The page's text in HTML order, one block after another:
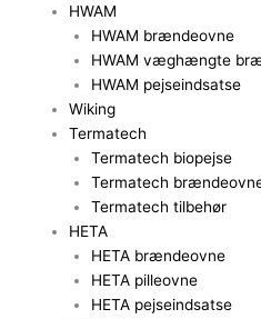
HWAM
HWAM brændeovne
HWAM væghængte
HWAM pejseindsatse
Wiking
Termatech
Termatech biopejse
Termatech
Termatech tilbehør
HETA
HETA brændeovne
HETA pilleovne
HETA pejseindsatse